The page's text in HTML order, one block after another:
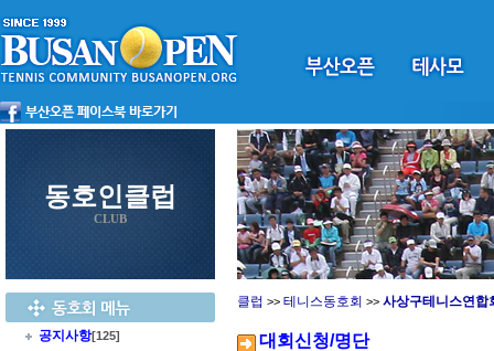
동호인클럽
CLUB
공지사항[125]
클럽 >> 테니스동호회 >> 사상구테니스연합
대회신청/명단